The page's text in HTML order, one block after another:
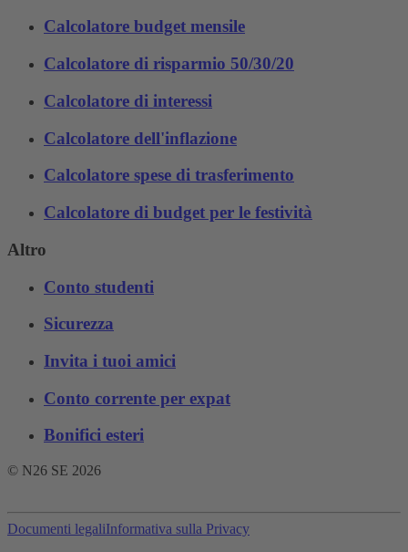
Calcolatore budget mensile
Calcolatore di risparmio 50/30/20
Calcolatore di interessi
Calcolatore dell'inflazione
Calcolatore spese di trasferimento
Calcolatore di budget per le festività
Altro
Conto studenti
Sicurezza
Invita i tuoi amici
Conto corrente per expat
Bonifici esteri
© N26 SE 2026
Documenti legaliInformativa sulla Privacy